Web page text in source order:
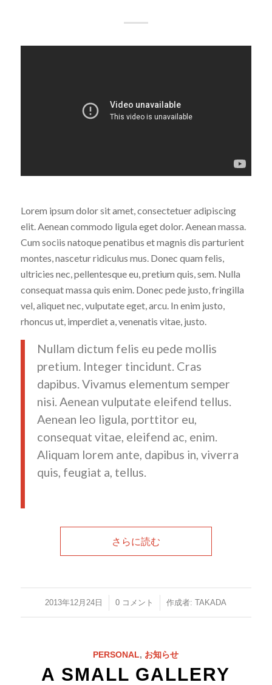
Lorem ipsum dolor sit amet, consectetuer adipiscing
elit. Aenean commodo ligula eget dolor. Aenean massa.
Cum sociis natoque penatibus et magnis dis parturient
montes, nascetur ridiculus mus. Donec quam felis,
ultricies nec, pellentesque eu, pretium quis, sem. Nulla
consequat massa quis enim. Donec pede justo, fringilla
vel, aliquet nec, vulputate eget, arcu. In enim justo,
rhoncus ut, imperdiet a, venenatis vitae, justo.
Nullam dictum felis eu pede mollis
pretium. Integer tincidunt. Cras
dapibus. Vivamus elementum semper
nisi. Aenean vulputate eleifend tellus.
Aenean leo ligula, porttitor eu,
consequat vitae, eleifend ac, enim.
Aliquam lorem ante, dapibus in, viverra
quis, feugiat a, tellus.
さらに読む
2013年12月24日
/ 0 コメント
/ 作成者:TAKADA
PERSONAL, お知らせ
A SMALL GALLERY